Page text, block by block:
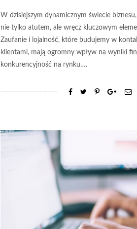
W dzisiejszym dynamicznym świecie
nie tylko atutem, ale wręcz kluczowym
Zaufanie i lojalność, które budujemy w
klientami, mają ogromny wpływ na wyniki
konkurencyjność na rynku….